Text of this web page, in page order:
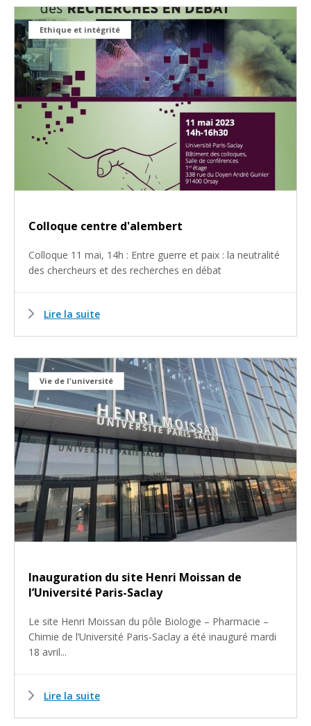
Ethique et intégrité
Colloque centre d'alembert
Colloque 11 mai, 14h : Entre guerre et paix : la neutralité
des chercheurs et des recherches en débat
Lire la suite
Vie de l'université
Inauguration du site Henri Moissan de
l’Université Paris-Saclay
Le site Henri Moissan du pôle Biologie – Pharmacie –
Chimie de l’Université Paris-Saclay a été inauguré mardi
18 avril...
Lire la suite